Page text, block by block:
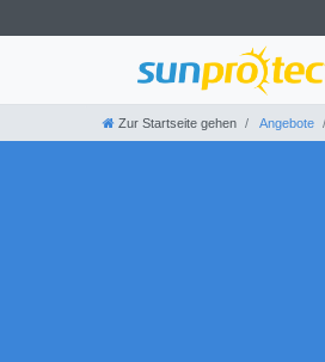
Zur Startseite gehen Angebote